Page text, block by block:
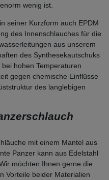
wenig ist.
seiner Kurzform auch EPDM
des Innenschlauches für die
aus unserem
des Synthesekautschuks
hohen Temperaturen
gegen chemische Einflüsse
des langlebigen
mit einem Mantel aus
Panzer kann aus Edelstahl
möchten Ihnen gerne die
Vorteile beider Materialien